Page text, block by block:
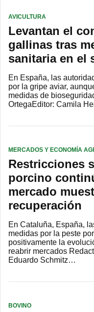
AVICULTURA
Levantan el
gallinas tras
sanitaria en el
En España, las
por la gripe aviar,
medidas de
OrtegaEditor: Camila
MERCADOS Y ECONOMÍA
Restricciones
porcino
mercado
recuperación
En Cataluña, España,
medidas por la peste
positivamente la
reabrir mercados
Eduardo Schmitz…
BOVINO